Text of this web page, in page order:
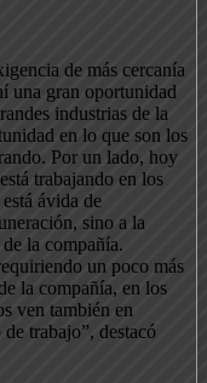
de más cercanía
una gran oportunidad
industrias de la
en lo que son los
Por un lado, hoy
trabajando en los
ávida de
sino a la
la compañía.
un poco más
la compañía, en los
ven también en
trabajo”, destacó